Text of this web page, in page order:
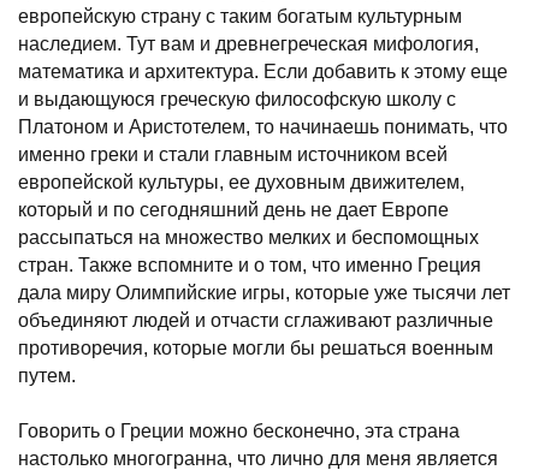
европейскую страну с таким богатым культурным
наследием. Тут вам и древнегреческая мифология,
математика и архитектура. Если добавить к этому еще
и выдающуюся греческую философскую школу с
Платоном и Аристотелем, то начинаешь понимать, что
именно греки и стали главным источником всей
европейской культуры, ее духовным движителем,
который и по сегодняшний день не дает Европе
рассыпаться на множество мелких и беспомощных
стран. Также вспомните и о том, что именно Греция
дала миру Олимпийские игры, которые уже тысячи лет
объединяют людей и отчасти сглаживают различные
противоречия, которые могли бы решаться военным
путем.
Говорить о Греции можно бесконечно, эта страна
настолько многогранна, что лично для меня является